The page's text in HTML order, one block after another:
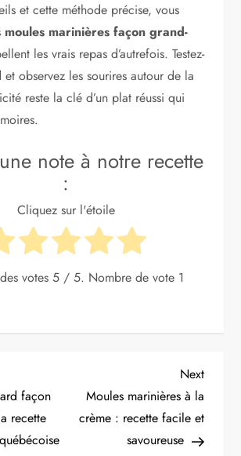
et cette méthode précise, vous
moules marinières façon grand-
les vrais repas d’autrefois. Testez-
et observez les sourires autour de la
reste la clé d’un plat réussi qui
note à notre recette
:
Cliquez sur l'étoile
votes 5/ 5. Nombre de vote 1
façon
recette
Next
Post
Next
Moules marinières à la
crème : recette facile et
savoureuse